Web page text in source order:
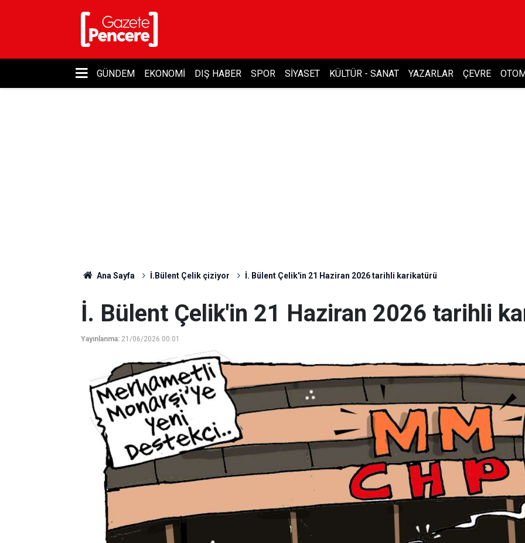
GÜNDEM EKONOMI DIŞ HABER SPOR SIYASET KÜLTÜR - SANAT YAZARLAR ÇEVRE
Ana Sayfa İ.Bülent Çelik çiziyor İ. Bülent Çelik'in 21 Haziran 2026 tarihli karikatürü
İ. Bülent Çelik'in 21 Haziran 2026 tarihli
Yayınlanma: 21/06/2026 00:01